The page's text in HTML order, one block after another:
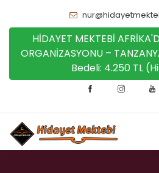
HİDAYET MEKTEBİ
ORGANİZASYONU –
Bedeli: 4.250 TL